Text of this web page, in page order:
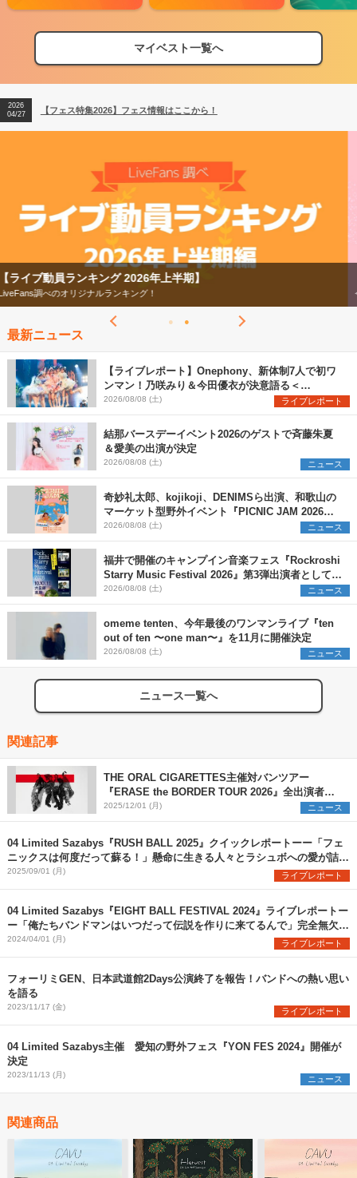
マイベスト一覧へ
【フェス特集2026】フェス情報はここから！
【ライブ動員ランキング】2026年上半期編発表！
2026
04/27
【フェス特集2026】フェス情報はここから！
2026
【フェス特集2026】
今年もフェスの季節がやってきた！
最新ニュース
【ライブレポート】Onephony、新体制7人で初ワ
ンマン！乃咲みり＆今田優衣が決意語る＜
Onephony新体制1st Oneman Live はじまりの夏
＞
2026/08/08 (土) ライブレポート
結那バースデーイベント2026のゲストで斉藤朱夏
＆愛美の出演が決定
2026/08/08 (土) ニュース
奇妙礼太郎、kojikoji、DENIMSら出演、和歌山の
マーケット型野外イベント『PICNIC JAM 2026』
早割チケット発売開始
2026/08/08 (土) ニュース
福井で開催のキャンプイン音楽フェス『Rockroshi
Starry Music Festival 2026』第3弾出演者として
SCOOBIE DO、かりゆし58、Reiを発表
2026/08/08 (土) ニュース
omeme tenten、今年最後のワンマンライブ『ten
out of ten 〜one man〜』を11月に開催決定
2026/08/08 (土) ニュース
ニュース一覧へ
関連記事
THE ORAL CIGARETTES主催対バンツアー
『ERASE the BORDER TOUR 2026』全出演者を
解禁 TK from 凛として時雨ら3組の参加を新たに発
表
2025/12/01 (月) ニュース
04 Limited Sazabys『RUSH BALL 2025』クイックレポートーー「フェ
ニックスは何度だって蘇る！」懸命に生きる人々とラシュボへの愛が詰ま
った珠玉のステージ
2025/09/01 (月) ライブレポート
04 Limited Sazabys『EIGHT BALL FESTIVAL 2024』ライブレポートー
ー「俺たちバンドマンはいつだって伝説を作りに来てるんで」完全無欠の
フォーリミここに在り
2024/04/01 (月) ライブレポート
フォーリミGEN、日本武道館2Days公演終了を報告！バンドへの熱い思い
を語る
2023/11/17 (金) ライブレポート
04 Limited Sazabys主催 愛知の野外フェス『YON FES 2024』開催が
決定
2023/11/13 (月) ニュース
関連商品